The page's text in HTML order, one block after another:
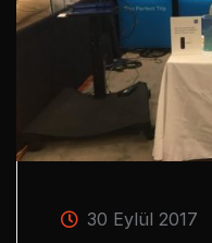
30 Eylül 2017